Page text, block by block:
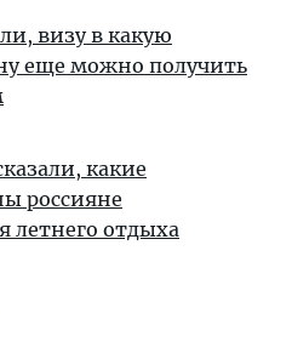
визу в какую
еще можно получить
какие
россияне
летнего отдыха